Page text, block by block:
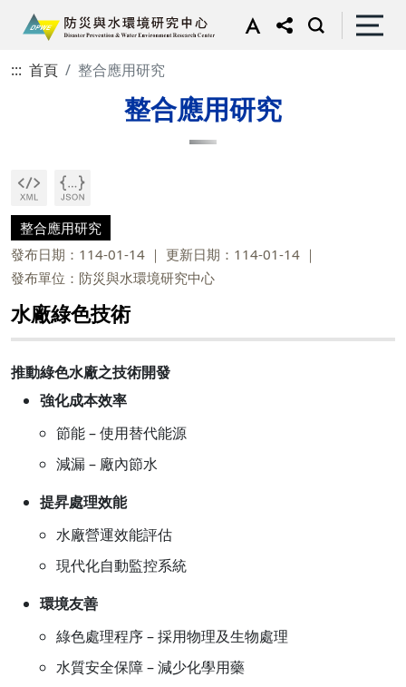
::: 首頁 整合應用研究
整合應用研究
整合應用研究
發布日期：114-01-14
更新日期：114-01-14
發布單位：防災與水環境研究中心
水廠綠色技術
推動綠色水廠之技術開發
強化成本效率
節能 – 使用替代能源
減漏 – 廠內節水
提昇處理效能
水廠營運效能評估
現代化自動監控系統
環境友善
綠色處理程序 – 採用物理及生物處理
水質安全保障 – 減少化學用藥